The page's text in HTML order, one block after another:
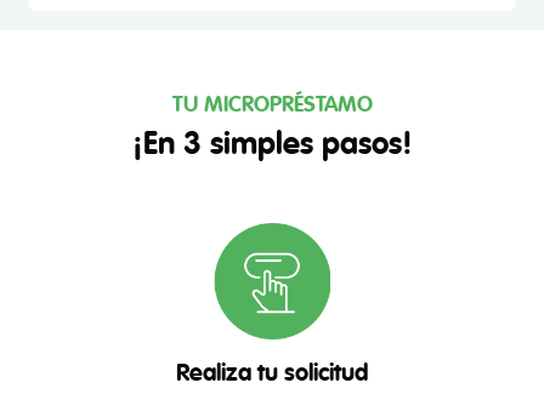
TU MICROPRÉSTAMO
¡En 3 simples pasos!
Realiza tu solicitud